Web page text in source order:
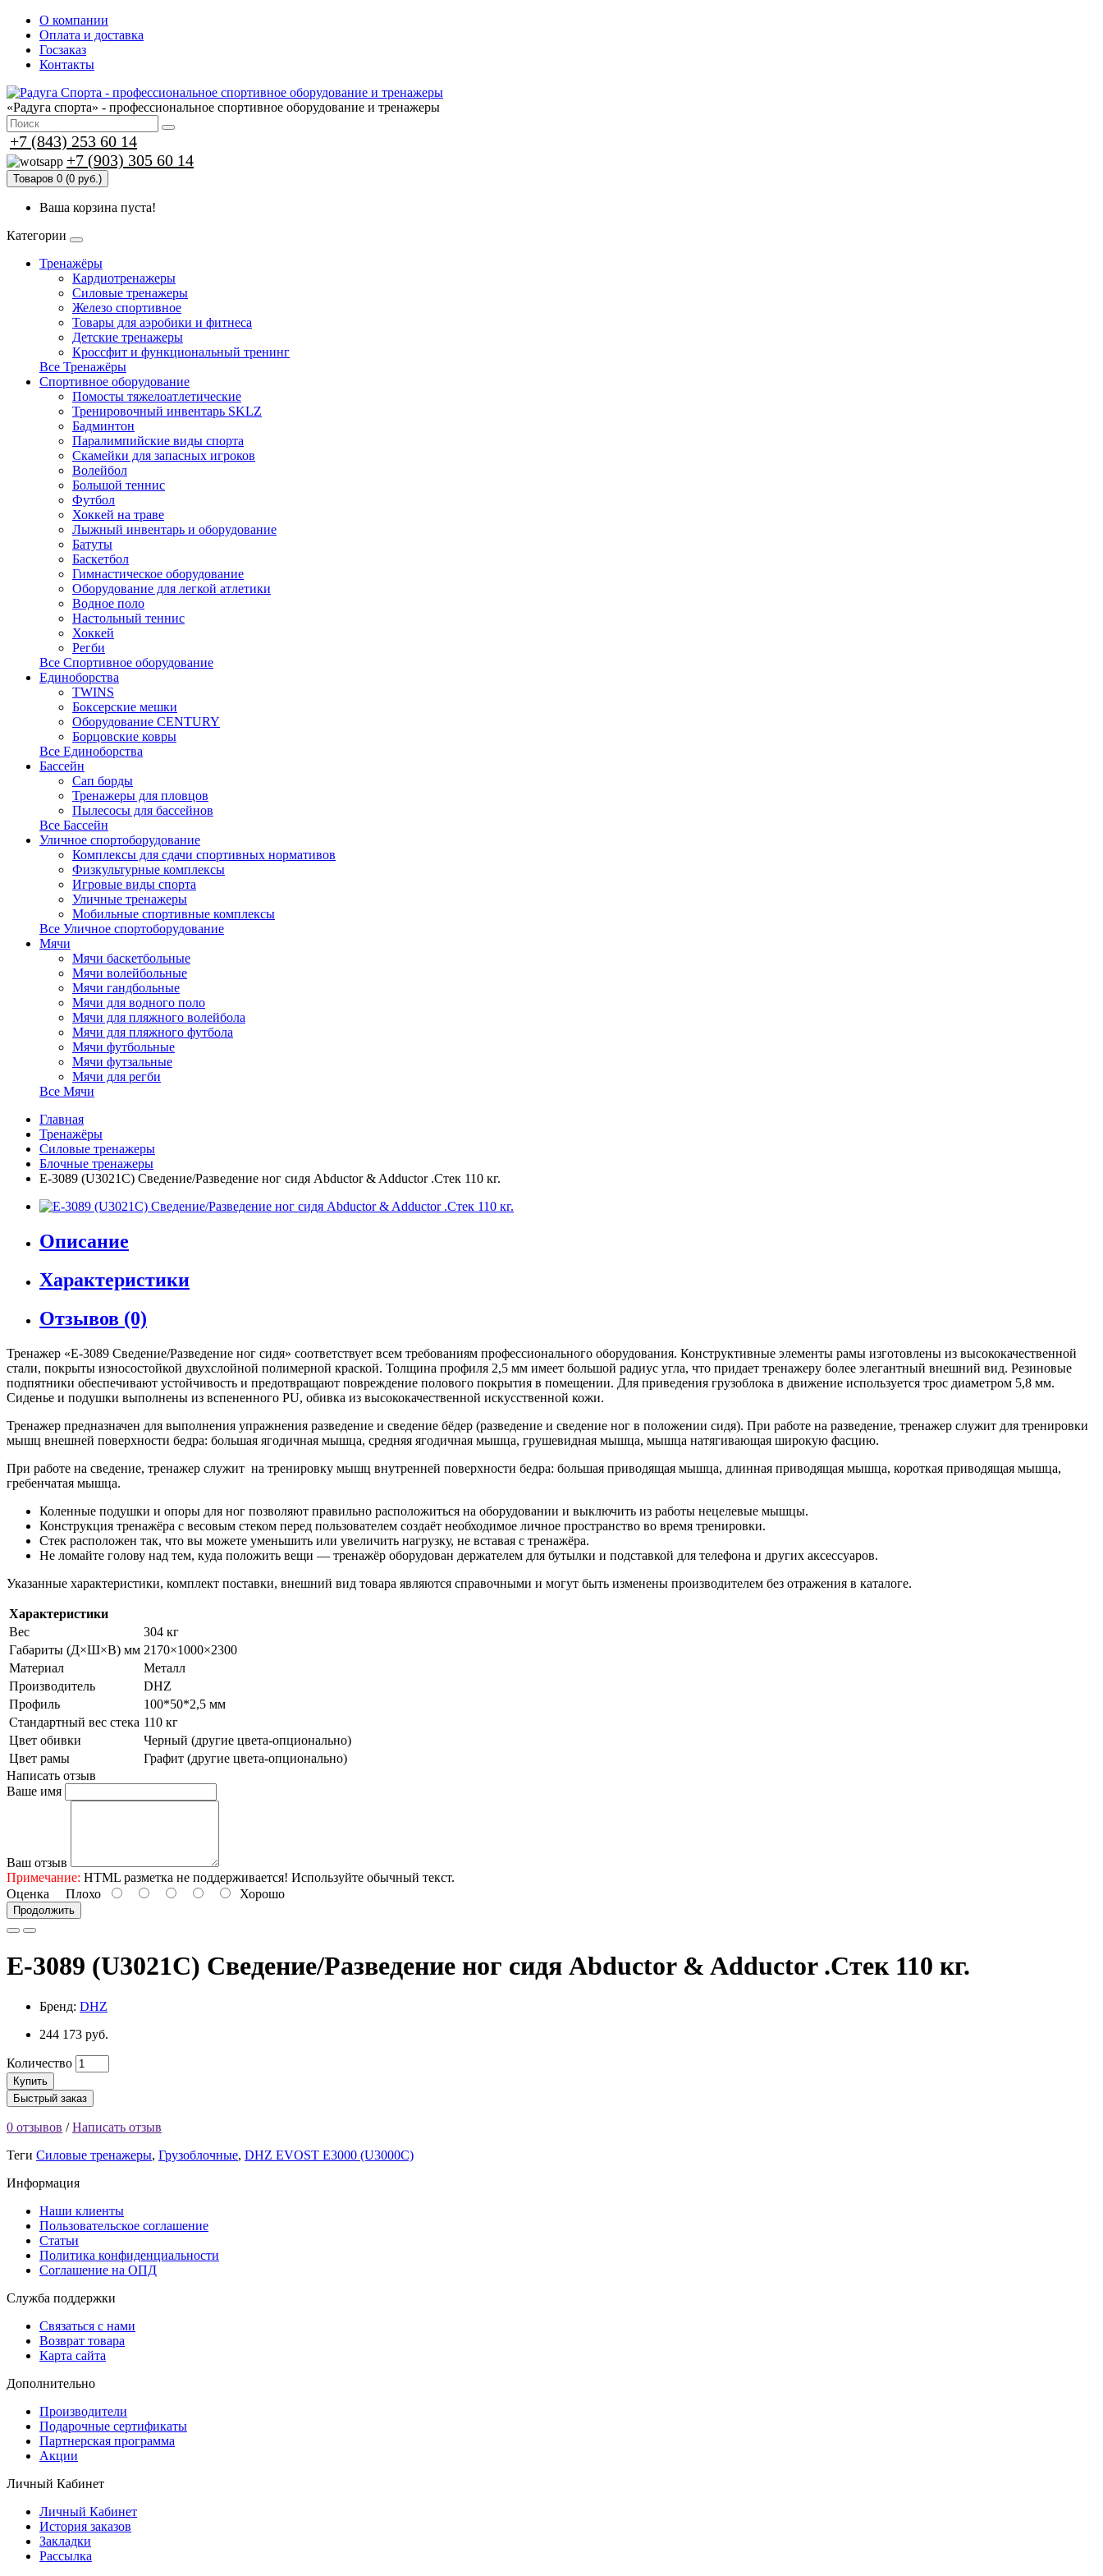
О компании
Оплата и доставка
Госзаказ
Контакты
«Радуга спорта» - профессиональное спортивное оборудование и тренажеры
+7 (843) 253 60 14
+7 (903) 305 60 14
Товаров 0 (0 руб.)
Ваша корзина пуста!
Категории
Тренажёры
Кардиотренажеры
Силовые тренажеры
Железо спортивное
Товары для аэробики и фитнеса
Детские тренажеры
Кроссфит и функциональный тренинг
Все Тренажёры
Спортивное оборудование
Помосты тяжелоатлетические
Тренировочный инвентарь SKLZ
Бадминтон
Паралимпийские виды спорта
Скамейки для запасных игроков
Волейбол
Большой теннис
Футбол
Хоккей на траве
Лыжный инвентарь и оборудование
Батуты
Баскетбол
Гимнастическое оборудование
Оборудование для легкой атлетики
Водное поло
Настольный теннис
Хоккей
Регби
Все Спортивное оборудование
Единоборства
TWINS
Боксерские мешки
Оборудование CENTURY
Борцовские ковры
Все Единоборства
Бассейн
Сап борды
Тренажеры для пловцов
Пылесосы для бассейнов
Все Бассейн
Уличное спортоборудование
Комплексы для сдачи спортивных нормативов
Физкультурные комплексы
Игровые виды спорта
Уличные тренажеры
Мобильные спортивные комплексы
Все Уличное спортоборудование
Мячи
Мячи баскетбольные
Мячи волейбольные
Мячи гандбольные
Мячи для водного поло
Мячи для пляжного волейбола
Мячи для пляжного футбола
Мячи футбольные
Мячи футзальные
Мячи для регби
Все Мячи
Главная
Тренажёры
Силовые тренажеры
Блочные тренажеры
E-3089 (U3021C) Сведение/Разведение ног сидя Abductor & Adductor .Стек 110 кг.
Описание
Характеристики
Отзывов (0)
Тренажер «E-3089 Сведение/Разведение ног сидя» соответствует всем требованиям профессионального оборудования. Конструктивные элементы рамы изготовлены из высококачественной
стали, покрыты износостойкой двухслойной полимерной краской. Толщина профиля 2,5 мм имеет большой радиус угла, что придает тренажеру более элегантный внешний вид. Резиновые
подпятники обеспечивают устойчивость и предотвращают повреждение полового покрытия в помещении. Для приведения грузоблока в движение используется трос диаметром 5,8 мм.
Сиденье и подушки выполнены из вспененного PU, обивка из высококачественной искусственной кожи.
Тренажер предназначен для выполнения упражнения разведение и сведение бёдер (разведение и сведение ног в положении сидя). При работе на разведение, тренажер служит для тренировки
мышц внешней поверхности бедра: большая ягодичная мышца, средняя ягодичная мышца, грушевидная мышца, мышца натягивающая широкую фасцию.
При работе на сведение, тренажер служит на тренировку мышц внутренней поверхности бедра: большая приводящая мышца, длинная приводящая мышца, короткая приводящая мышца,
гребенчатая мышца.
Коленные подушки и опоры для ног позволяют правильно расположиться на оборудовании и выключить из работы нецелевые мышцы.
Конструкция тренажёра с весовым стеком перед пользователем создаёт необходимое личное пространство во время тренировки.
Стек расположен так, что вы можете уменьшить или увеличить нагрузку, не вставая с тренажёра.
Не ломайте голову над тем, куда положить вещи — тренажёр оборудован держателем для бутылки и подставкой для телефона и других аксессуаров.
Указанные характеристики, комплект поставки, внешний вид товара являются справочными и могут быть изменены производителем без отражения в каталоге.
Характеристики
Вес
304 кг
Габариты (Д×Ш×В) мм 2170×1000×2300
Материал
Металл
Производитель
DHZ
Профиль
100*50*2,5 мм
Стандартный вес стека 110 кг
Цвет обивки
Черный (другие цвета-опционально)
Цвет рамы
Графит (другие цвета-опционально)
Написать отзыв
Ваше имя
Ваш отзыв
Примечание: HTML разметка не поддерживается! Используйте обычный текст.
Оценка Плохо Хорошо
Продолжить
E-3089 (U3021C) Сведение/Разведение ног сидя Abductor & Adductor .Стек 110 кг.
Бренд: DHZ
244 173 руб.
Количество
Купить
Быстрый заказ
0 отзывов /Написать отзыв
Теги Силовые тренажеры, Грузоблочные, DHZ EVOST E3000 (U3000C)
Информация
Наши клиенты
Пользовательское соглашение
Статьи
Политика конфиденциальности
Соглашение на ОПД
Служба поддержки
Связаться с нами
Возврат товара
Карта сайта
Дополнительно
Производители
Подарочные сертификаты
Партнерская программа
Акции
Личный Кабинет
Личный Кабинет
История заказов
Закладки
Рассылка